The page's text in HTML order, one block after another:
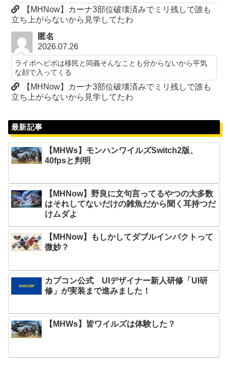
【MHNow】カーナ3部位破壊済みでミリ残しで誰も
立ち上がらないから見学してたわ
匿名
2026.07.26
ライボヘビボは移民と同義そんなことも分からないから平気
な顔で入ってくる
【MHNow】カーナ3部位破壊済みでミリ残しで誰も
立ち上がらないから見学してたわ
最新記事
【MHWs】モンハンワイルズSwitch2版、
40fpsと判明
【MHNow】野良に文句言ってるやつの大多数
はそれしてないだけの雑魚だから聞く耳持つだ
けムダよ
【MHNow】もしかしてダブルインパクトって
微妙？
カプコン公式 UIデザイナー新人研修「UI研
修」が実装まで進みました！
【MHWs】皆ワイルズは体験した？